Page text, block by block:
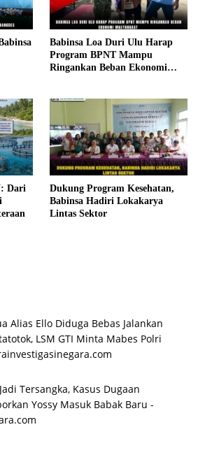
Babinsa Loa Duri Ulu Harap
Program BPNT Mampu
Ringankan Beban Ekonomi
Dari
Dukung Program Kesehatan,
Babinsa Hadiri Lokakarya
Lintas Sektor
Alias Ello Diduga Bebas Jalankan
LSM GTI Minta Mabes Polri
Tersangka, Kasus Dugaan
Yossy Masuk Babak Baru -